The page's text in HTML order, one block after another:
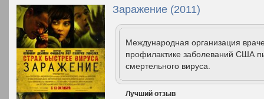
Заражение (2011)
Международная организация
профилактике заболеваний США
смертельного вируса.
Лучший отзыв